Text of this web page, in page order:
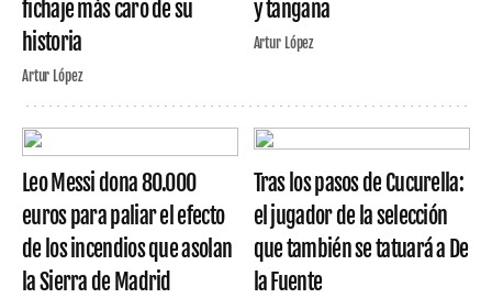
fichaje más caro de su
historia
Artur López
y tangana
Artur López
Leo Messi dona 80.000
euros para paliar el efecto
de los incendios que asolan
la Sierra de Madrid
Tras los pasos de Cucurella:
el jugador de la selección
que también se tatuará a De
la Fuente